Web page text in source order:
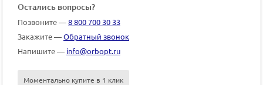
Остались вопросы?
Позвоните —8 800 700 30 33
Закажите —Обратный звонок
Напишите — info@orbopt.ru
Моментально купите в 1 клик